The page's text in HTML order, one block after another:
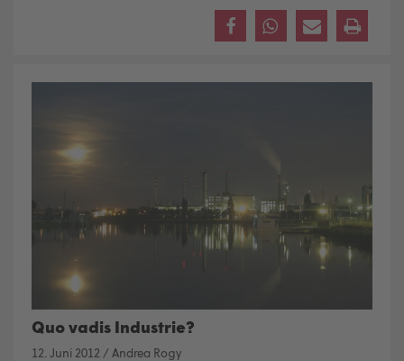
Quo vadis Industrie?
12. Juni 2012 / Andrea Rogy